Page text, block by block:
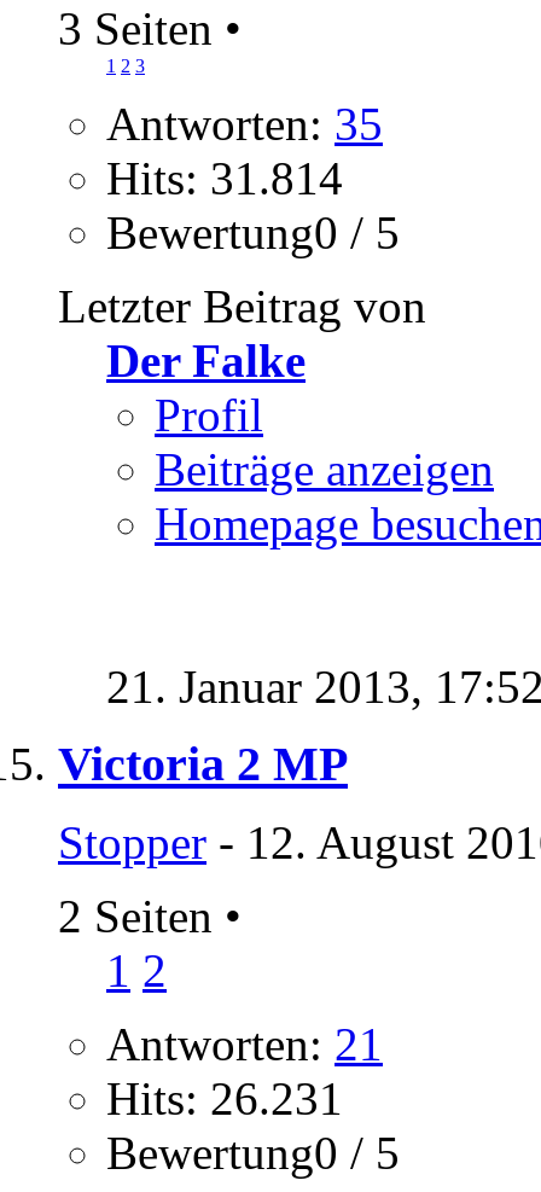
3 Seiten •
1 2 3
Antworten: 35
Hits: 31.814
Bewertung0 / 5
Letzter Beitrag von
Der Falke
Profil
Beiträge anzeigen
Homepage
21. Januar 2013,
Victoria 2 MP
Stopper - 12. August
2 Seiten •
1 2
Antworten: 21
Hits: 26.231
Bewertung0 / 5